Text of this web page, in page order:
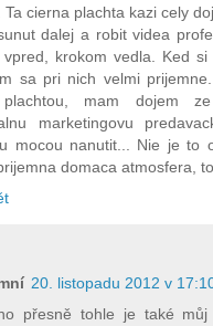
Ta cierna plachta kazi cely
dalej a robit videa
krokom vedla. Ked si
sa pri nich velmi
mam dojem ze
marketingovu
mocou nanutit... Nie je to
domaca atmosfera,
20. listopadu 2012 v
přesně tohle je také